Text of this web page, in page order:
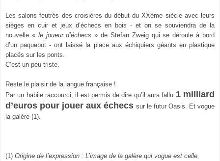
Les salons feutrés des croisières du début du XXème siècle avec leurs
sièges en cuir et jeux d’échecs en bois - et on se souviendra de la
nouvelle «le joueur d’échecs» de Stefan Zweig qui se déroule à bord
d’un paquebot - ont laissé la place aux échiquiers géants en plastique
placés sur les ponts.
C’est un peu triste.
Reste le plaisir de la langue française !
Par un habile raccourci, il est permis de dire qu’il aura fallu 1 milliard
d’euros pour jouer aux échecs sur le futur Oasis. Et vogue
la galère (1).
(1) Origine de l’expression : L’image de la galère qui vogue est celle,